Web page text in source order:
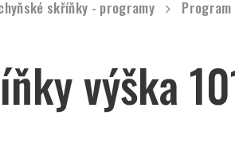
skříňky - programy Program
výška